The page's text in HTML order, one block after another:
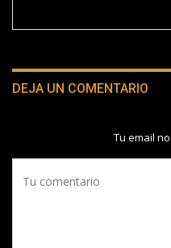
DEJA UN COMENTARIO
Tu email